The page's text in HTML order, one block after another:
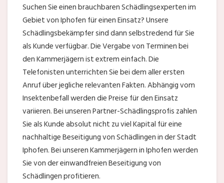
Suchen Sie einen brauchbaren Schädlingsexperten im
Gebiet von Iphofen für einen Einsatz? Unsere
Schädlingsbekämpfer sind dann selbstredend für Sie
als Kunde verfügbar. Die Vergabe von Terminen bei
den Kammerjägern ist extrem einfach. Die
Telefonisten unterrichten Sie bei dem aller ersten
Anruf über jegliche relevanten Fakten. Abhängig vom
Insektenbefall werden die Preise für den Einsatz
variieren. Bei unseren Partner-Schädlingsprofis zahlen
Sie als Kunde absolut nicht zu viel Kapital für eine
nachhaltige Beseitigung von Schädlingen in der Stadt
Iphofen. Bei unseren Kammerjägern in Iphofen werden
Sie von der einwandfreien Beseitigung von
Schädlingen profitieren.